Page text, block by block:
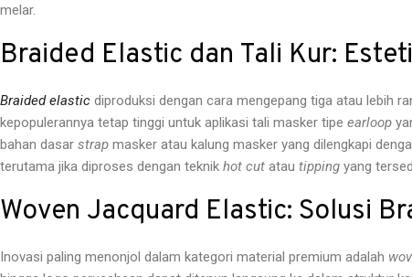
melar.
Braided Elastic dan Tali Kur:
Braided elastic diproduksi dengan cara mengepang tiga atau lebih
kepopulerannya tetap tinggi untuk aplikasi tali masker tipe earloop
bahan dasar strap masker atau kalung masker yang dilengkapi
terutama jika diproses dengan teknik hot cut atau tipping yang
Woven Jacquard Elastic: Solusi
Inovasi paling menonjol dalam kategori material premium adalah